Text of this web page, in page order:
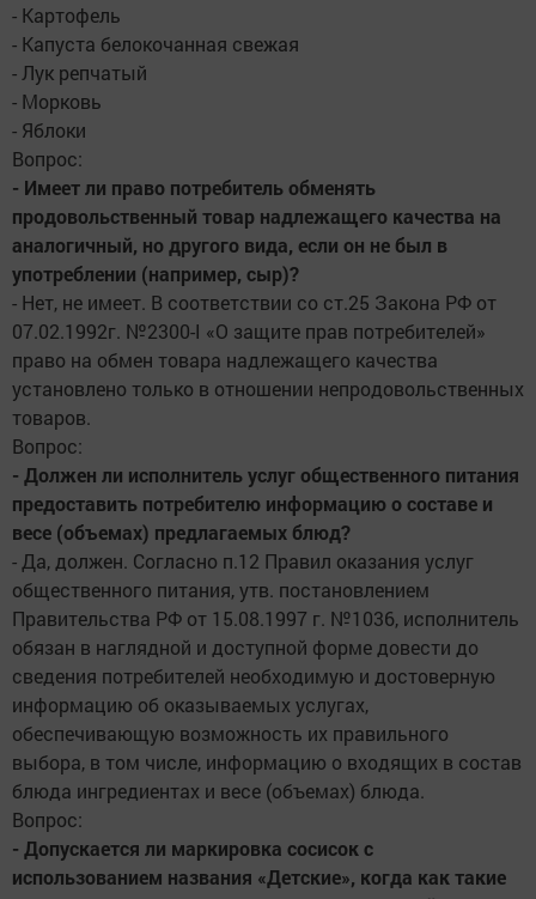
- Картофель
- Капуста белокочанная свежая
- Лук репчатый
- Морковь
- Яблоки
Вопрос:
- Имеет ли право потребитель обменять
продовольственный товар надлежащего качества на
аналогичный, но другого вида, если он не был в
употреблении (например, сыр)?
- Нет, не имеет. В соответствии со ст.25 Закона РФ от
07.02.1992г. №2300-I «О защите прав потребителей»
право на обмен товара надлежащего качества
установлено только в отношении непродовольственных
товаров.
Вопрос:
- Должен ли исполнитель услуг общественного питания
предоставить потребителю информацию о составе и
весе (объемах) предлагаемых блюд?
- Да, должен. Согласно п.12 Правил оказания услуг
общественного питания, утв. постановлением
Правительства РФ от 15.08.1997 г. №1036, исполнитель
обязан в наглядной и доступной форме довести до
сведения потребителей необходимую и достоверную
информацию об оказываемых услугах,
обеспечивающую возможность их правильного
выбора, в том числе, информацию о входящих в состав
блюда ингредиентах и весе (объемах) блюда.
Вопрос:
- Допускается ли маркировка сосисок с
использованием названия «Детские», когда как такие